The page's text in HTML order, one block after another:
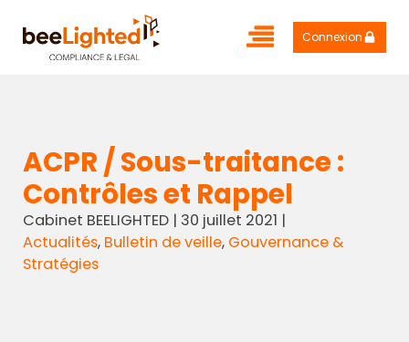
Connexion
ACPR / Sous-traitance :
Contrôles et Rappel
Cabinet BEELIGHTED| 30 juillet 2021 |
Actualités, Bulletin de veille, Gouvernance &
Stratégies